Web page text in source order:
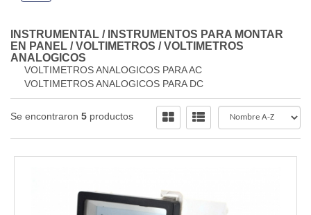
INSTRUMENTAL / INSTRUMENTOS PARA MONTAR
EN PANEL /VOLTIMETROS /VOLTIMETROS
ANALOGICOS
VOLTIMETROS ANALOGICOS PARA AC
VOLTIMETROS ANALOGICOS PARA DC
Se encontraron 5 productos